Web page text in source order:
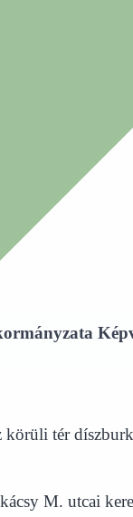
tér
M. utcai